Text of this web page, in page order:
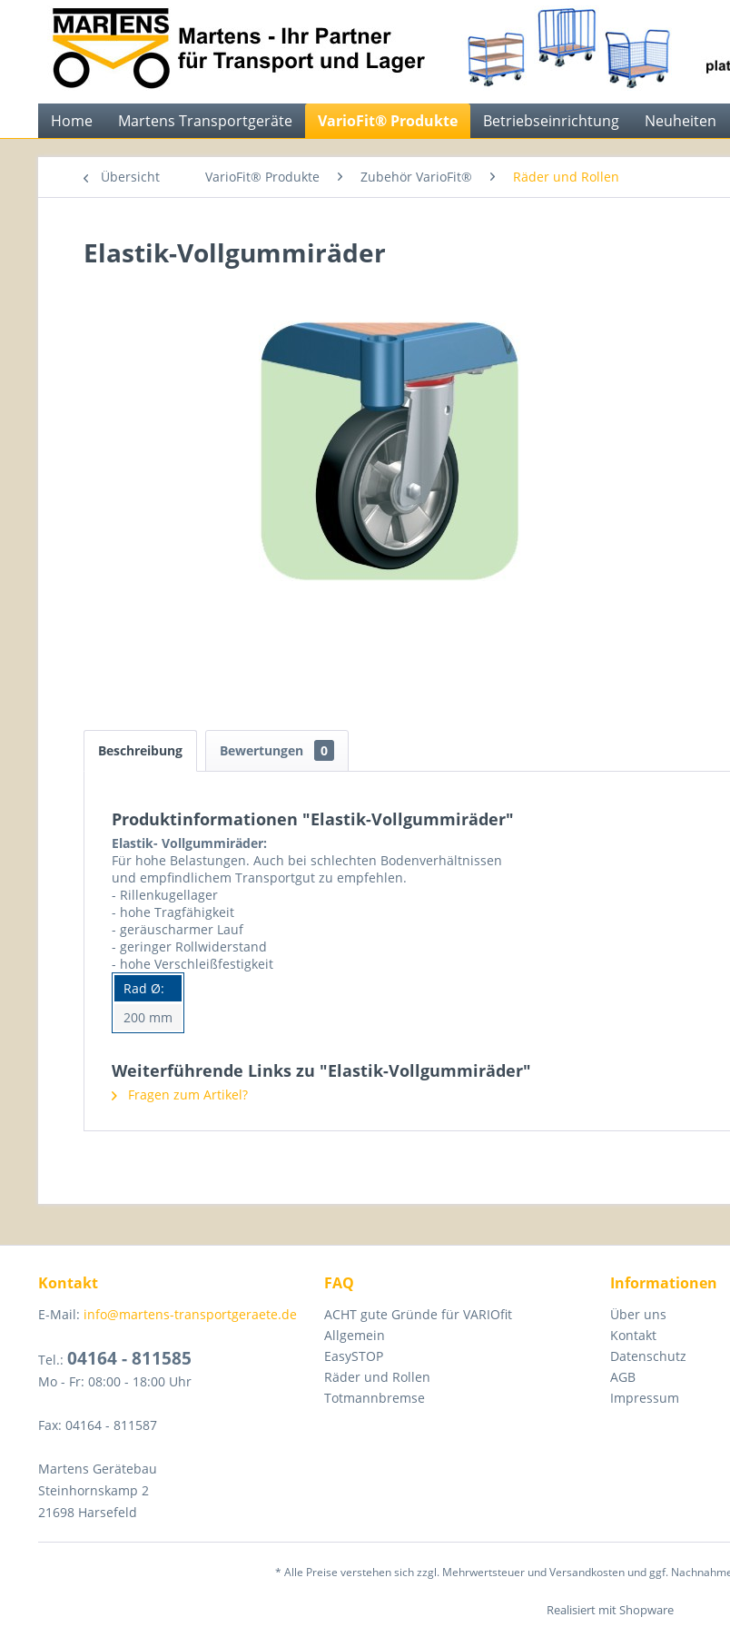
Home Martens Transportgeräte VarioFit® Produkte Betriebseinrichtung Neuheiten
Übersicht VarioFit® Produkte Zubehör VarioFit® Räder und Rollen
Elastik-Vollgummiräder
Beschreibung Bewertungen 0
Produktinformationen "Elastik-Vollgummiräder"
Elastik- Vollgummiräder:
Für hohe Belastungen. Auch bei schlechten Bodenverhältnissen
und empfindlichem Transportgut zu empfehlen.
- Rillenkugellager
- hohe Tragfähigkeit
- geräuscharmer Lauf
- geringer Rollwiderstand
- hohe Verschleißfestigkeit
Rad Ø:
200 mm
Weiterführende Links zu "Elastik-Vollgummiräder"
Fragen zum Artikel?
Kontakt
E-Mail: info@martens-transportgeraete.de
Tel.: 04164 - 811585
Mo - Fr: 08:00 - 18:00 Uhr
Fax: 04164 - 811587
Martens Gerätebau
Steinhornskamp 2
21698 Harsefeld
FAQ
ACHT gute Gründe für VARIOfit
Allgemein
EasySTOP
Räder und Rollen
Totmannbremse
Informationen
Über uns
Kontakt
Datenschutz
AGB
Impressum
* Alle Preise verstehen sich zzgl. Mehrwertsteuer und Versandkosten und ggf.
Realisiert mit Shopware